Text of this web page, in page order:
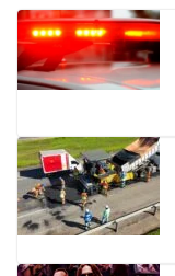
e
b
o
o
t
s
A
p
k
e
d
I